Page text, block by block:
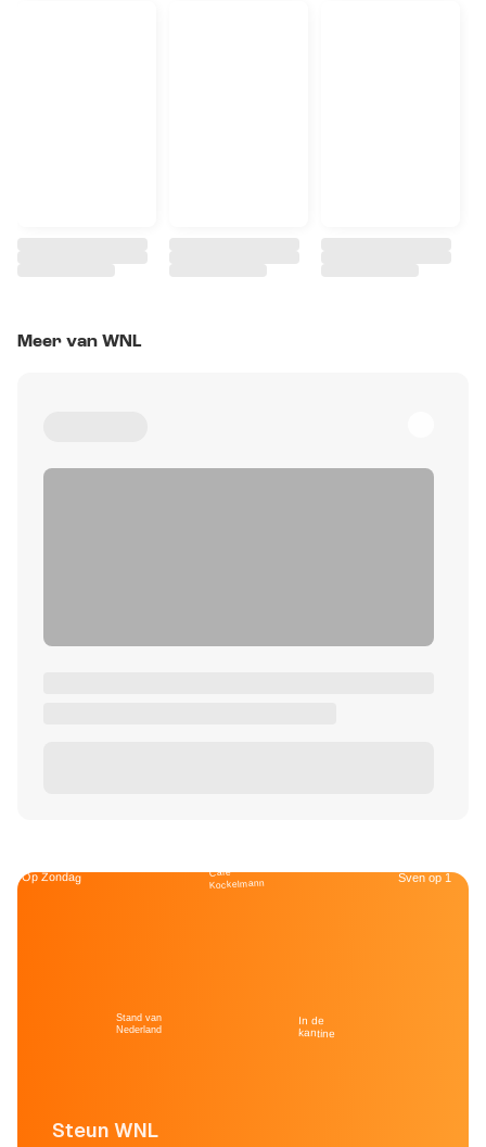
Meer van WNL
Steun WNL
Op Zondag
Stand van
Nederland
Café
Kockelmann
In de
kantine
Sven op 1